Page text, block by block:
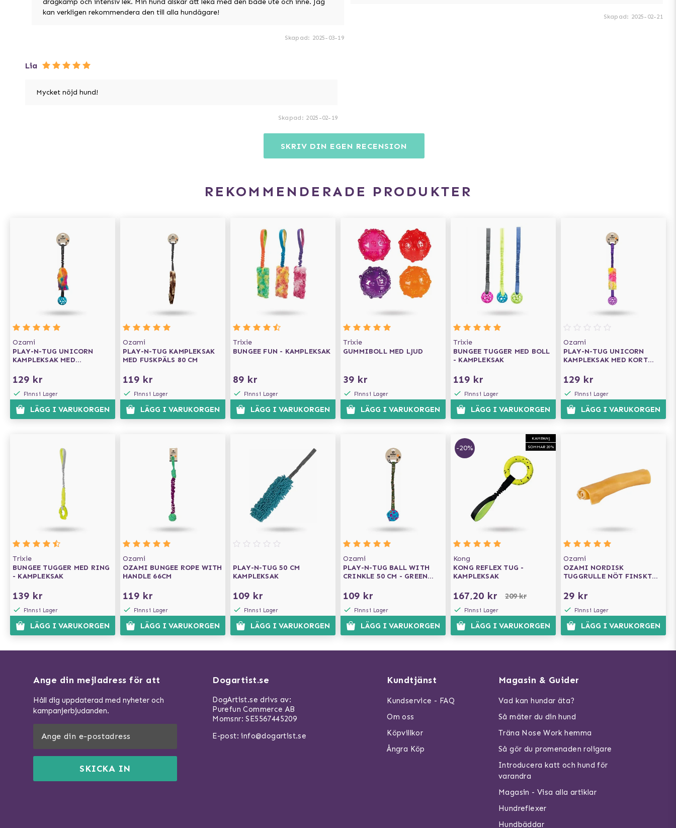
dragkamp och intensiv lek. Min hund älskar att leka med den både ute och inne. Jag
kan verkligen rekommendera den till alla hundägare!
Skapad: 2025-03-19
Skapad: 2025-02-21
Lia
Mycket nöjd hund!
Skapad : 2025-02-19
SKRIV DIN EGEN RECENSION
REKOMMENDERADE PRODUKTER
Ozami
PLAY-N-TUG UNICORN
KAMPLEKSAK MED
129 kr
Finns i Lager
LÄGG I VARUKORGEN
Ozami
PLAY-N-TUG KAMPLEKSAK
MED FUSKPÄLS 80 CM
119 kr
Finns i Lager
LÄGG I VARUKORGEN
Trixie
BUNGEE FUN - KAMPLEKSAK
89 kr
Finns i Lager
LÄGG I VARUKORGEN
Trixie
GUMMIBOLL MED LJUD
39 kr
Finns i Lager
LÄGG I VARUKORGEN
Trixie
BUNGEE TUGGER MED BOLL
- KAMPLEKSAK
119 kr
Finns i Lager
LÄGG I VARUKORGEN
Ozami
PLAY-N-TUG UNICORN
KAMPLEKSAK MED KORT
129 kr
Finns i Lager
LÄGG I VARUKORGEN
Trixie
BUNGEE TUGGER MED RING
- KAMPLEKSAK
139 kr
Finns i Lager
LÄGG I VARUKORGEN
Ozami
OZAMI BUNGEE ROPE WITH
HANDLE 66CM
119 kr
Finns i Lager
LÄGG I VARUKORGEN
PLAY-N-TUG 50 CM
KAMPLEKSAK
109 kr
Finns i Lager
LÄGG I VARUKORGEN
Ozami
PLAY-N-TUG BALL WITH
CRINKLE 50 CM - GREEN
109 kr
Finns i Lager
LÄGG I VARUKORGEN
KAMPANJ
SOMMAR 20%
-20%
Kong
KONG REFLEX TUG -
KAMPLEKSAK
167,20 kr 209 kr
Finns i Lager
LÄGG I VARUKORGEN
Ozami
OZAMI NORDISK
TUGGRULLE NÖT FINSKT
29 kr
Finns i Lager
LÄGG I VARUKORGEN
Ange din mejladress för att
Håll dig uppdaterad med nyheter och
kampanjerbjudanden.
SKICKA IN
Dogartist.se
DogArtist.se drivs av:
Purefun Commerce AB
Momsnr: SE5567445209
E-post:info@dogartist.se
Kundtjänst
Kundservice - FAQ
Om oss
Köpvillkor
Ångra Köp
Magasin & Guider
Vad kan hundar äta?
Så mäter du din hund
Träna Nose Work hemma
Så gör du promenaden roligare
Introducera katt och hund för
varandra
Magasin - Visa alla artiklar
Hundreflexer
Hundbäddar